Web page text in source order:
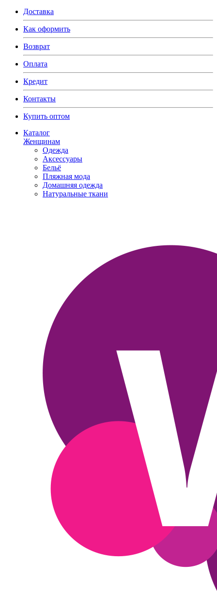
Доставка
Как оформить
Возврат
Оплата
Кредит
Контакты
Купить оптом
Каталог
Женщинам
Одежда
Аксессуары
Бельё
Пляжная мода
Домашняя одежда
Натуральные ткани